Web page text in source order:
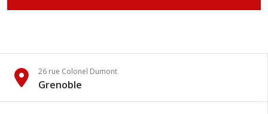
26 rue Colonel Dumont
Grenoble